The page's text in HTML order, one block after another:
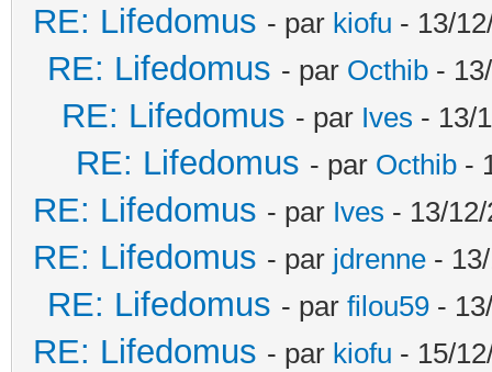
RE: Lifedomus - par kiofu - 13/
RE: Lifedomus - par Octhib -
RE: Lifedomus - par Ives - 13/
RE: Lifedomus - par Octhib -
RE: Lifedomus - par Ives - 13/
RE: Lifedomus - par jdrenne -
RE: Lifedomus - par filou59 -
RE: Lifedomus - par kiofu - 15/